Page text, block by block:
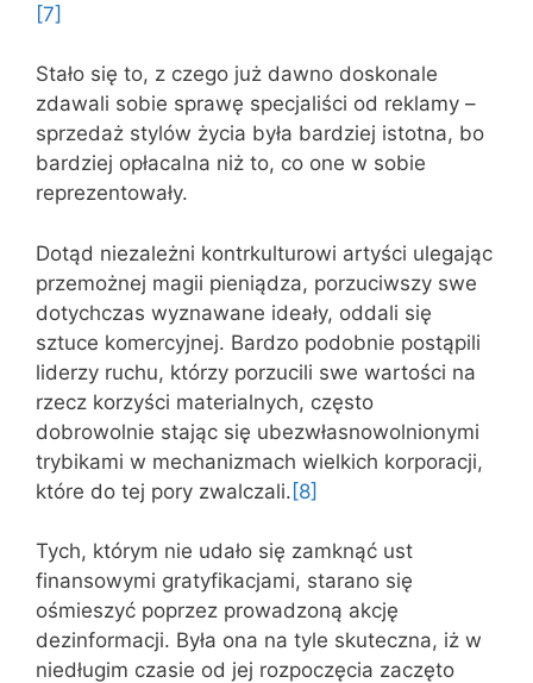
[7]
Stało się to, z czego już dawno doskonale
zdawali sobie sprawę specjaliści od reklamy –
sprzedaż stylów życia była bardziej istotna, bo
bardziej opłacalna niż to, co one w sobie
reprezentowały.
Dotąd niezależni kontrkulturowi artyści ulegając
przemożnej magii pieniądza, porzuciwszy swe
dotychczas wyznawane ideały, oddali się
sztuce komercyjnej. Bardzo podobnie postąpili
liderzy ruchu, którzy porzucili swe wartości na
rzecz korzyści materialnych, często
dobrowolnie stając się ubezwłasnowolnionymi
trybikami w mechanizmach wielkich korporacji,
które do tej pory zwalczali. [8]
Tych, którym nie udało się zamknąć ust
finansowymi gratyfikacjami, starano się
ośmieszyć poprzez prowadzoną akcję
dezinformacji. Była ona na tyle skuteczna, iż w
niedługim czasie od jej rozpoczęcia zaczęto